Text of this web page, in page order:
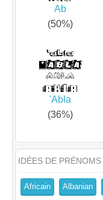
Ab
(50%)
'Abla
(36%)
IDÉES DE PRÉNOMS
Africain Albanian